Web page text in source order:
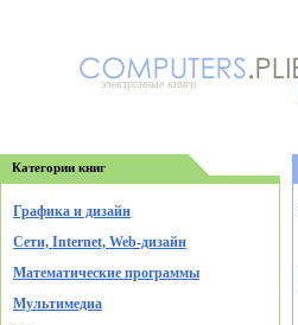
электронные книги
Категории книг
Графика и дизайн
Cети, Internet, Web-дизайн
Математические программы
Мультимедиа